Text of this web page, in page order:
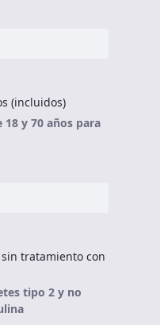
(incluidos)
y 70 años para
tratamiento con
tipo 2 y no